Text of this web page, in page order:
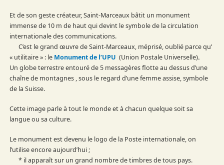
Et de son geste créateur, Saint-Marceaux bâtit un monument
immense de 10 m de haut qui devint le symbole de la circulation
internationale des communications.
C’est le grand œuvre de Saint-Marceaux, méprisé, oublié parce qu’
« utilitaire » : le Monument de l’UPU (Union Postale Universelle).
Un globe terrestre entouré de 5 messagères flotte au dessus d’une
chaîne de montagnes , sous le regard d’une femme assise, symbole
de la Suisse.
Cette image parle à tout le monde et à chacun quelque soit sa
langue ou sa culture.
Le monument est devenu le logo de la Poste internationale, on
l’utilise encore aujourd’hui ;
* il apparaît sur un grand nombre de timbres de tous pays.